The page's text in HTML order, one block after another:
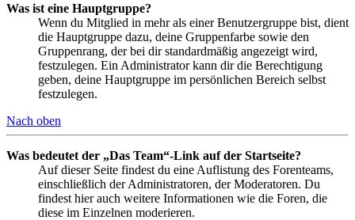
Was ist eine Hauptgruppe?
Wenn du Mitglied in mehr als einer Benutzergruppe bist, dient
die Hauptgruppe dazu, deine Gruppenfarbe sowie den
Gruppenrang, der bei dir standardmäßig angezeigt wird,
festzulegen. Ein Administrator kann dir die Berechtigung
geben, deine Hauptgruppe im persönlichen Bereich selbst
festzulegen.
Nach oben
Was bedeutet der „Das Team“-Link auf der Startseite?
Auf dieser Seite findest du eine Auflistung des Forenteams,
einschließlich der Administratoren, der Moderatoren. Du
findest hier auch weitere Informationen wie die Foren, die
diese im Einzelnen moderieren.